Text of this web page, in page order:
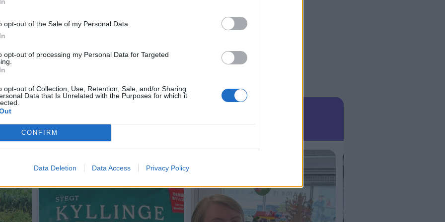
opt-out of the Sale of my Personal Data.
opt-out of processing my Personal Data for Targeted
opt-out of Collection, Use, Retention, Sale, and/or Sharing
Data that Is Unrelated with the Purposes for which it
CONFIRM
Data Deletion Data Access Privacy Policy
cirka fire ud af fem får pengene